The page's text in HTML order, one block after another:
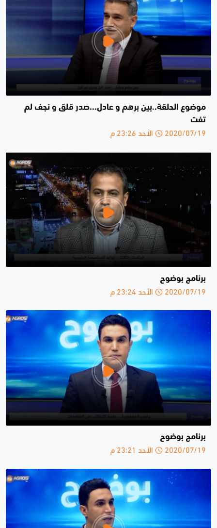
موضوع الحلقة..بين برهم و عادل...صدر قلق و نجف لم
تفت
2020/07/19 الأحد 23:26 م
برنامج بوضوح
2020/07/19 الأحد 23:24 م
برنامج بوضوح
2020/07/19 الأحد 23:21 م